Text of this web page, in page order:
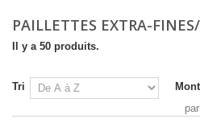
PAILLETTES EXTRA-
Il y a 50 produits.
Tri